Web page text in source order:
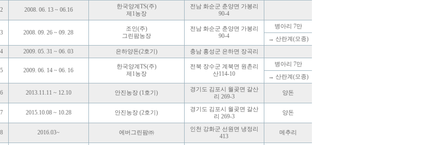
2008. 06. 13 ~ 06.16
한국양계TS(주)
제1농장
전남 화순군 춘양면 가봉리
90-4
2008. 09. 26 ~ 09. 28
조인(주)
그린팜농장
전남 화순군 춘양면 가봉리
90-4
병아리 7만
→ 산란계(모종)
2009. 05. 31 ~ 06. 03 은하양돈(2호기) 충남 홍성군 은하면 장곡리
2009. 06. 14 ~ 06. 16
한국양계TS(주)
제1농장
전북 장수군 계북면 원촌리
산114-10
병아리 7만
→ 산란계(모종)
2013.11.11 ~ 12.10 안진농장 (1호기)
경기도 김포시 월곶면 갈산
리 269-3
양돈
2015.10.08 ~ 10.28 안진농장 (2호기)
경기도 김포시 월곶면 갈산
리 269-3
양돈
2016.03~ 에버그린팜㈜
인천 강화군 선원면 냉정리
413
메추리